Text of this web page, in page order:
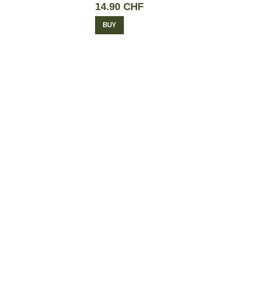
14.90 CHF
BUY